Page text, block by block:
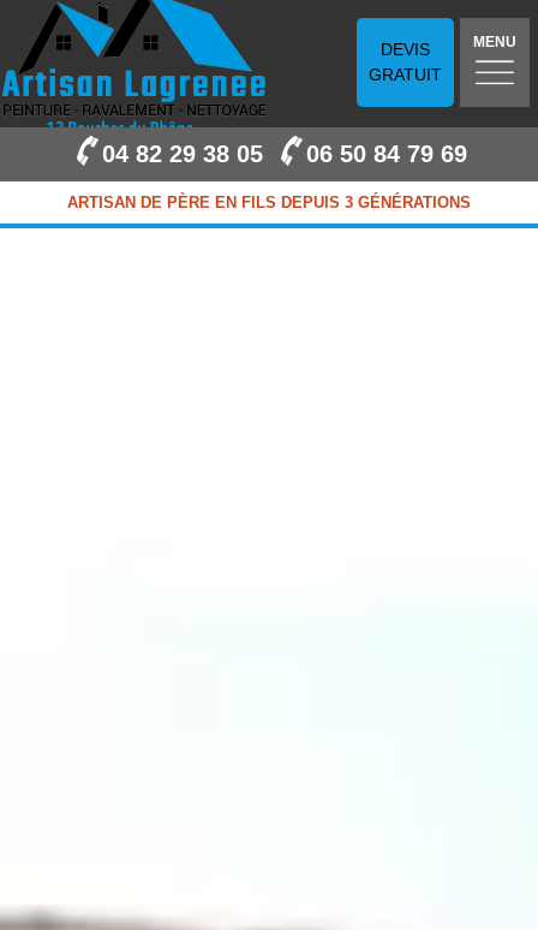
DEVIS
GRATUIT
MENU
04 82 29 38 05 06 50 84 79 69
ARTISAN DE PÈRE EN FILS DEPUIS 3 GÉNÉRATIONS